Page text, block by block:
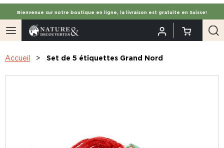
Bienvenue sur notre boutique en ligne, la livraison est gratuite en Suisse!
Accueil Set de 5 étiquettes Grand Nord